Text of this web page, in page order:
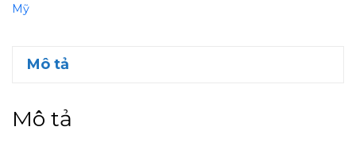
Mỹ
Mô tả
Mô tả